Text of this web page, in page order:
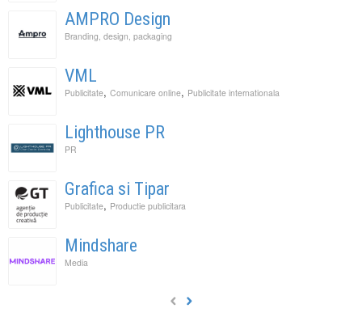
AMPRO Design
Branding, design, packaging
VML
Publicitate, Comunicare online, Publicitate internationala
Lighthouse PR
PR
Grafica si Tipar
Publicitate, Productie publicitara
Mindshare
Media